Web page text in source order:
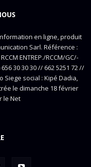
en ligne, produit
Sarl. Référence :
ENTREP./RCCM/GC/-
30 30 30 // 662 5251 72 //
Siege social : Kipé Dadia,
le dimanche 18 février
le Net